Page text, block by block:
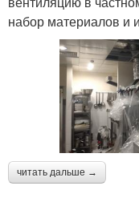
набор материалов и
читать дальше →